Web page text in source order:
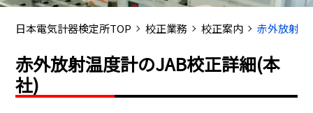
日本電気計器検定所TOP 校正業務 校正案内 赤外放射
赤外放射温度計のJAB校正詳細(本
社)